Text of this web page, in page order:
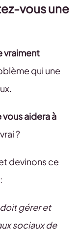
vous une
vraiment
qui une
aidera à
?
devinons ce
gérer et
sociaux de